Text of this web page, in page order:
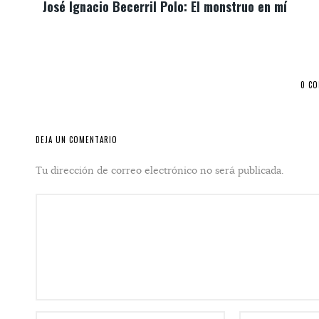
José Ignacio Becerril Polo: El monstruo en mí
0
DEJA UN COMENTARIO
Tu dirección de correo electrónico no será publicada.